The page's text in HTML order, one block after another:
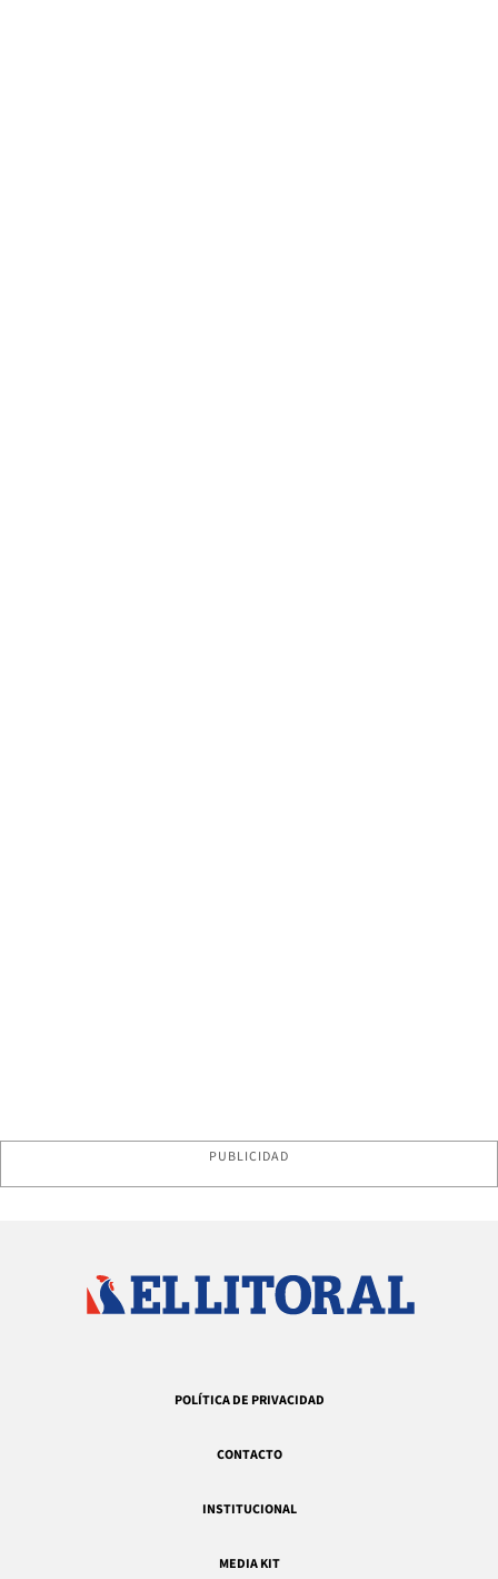
PUBLICIDAD
POLÍTICA DE PRIVACIDAD
CONTACTO
INSTITUCIONAL
MEDIA KIT